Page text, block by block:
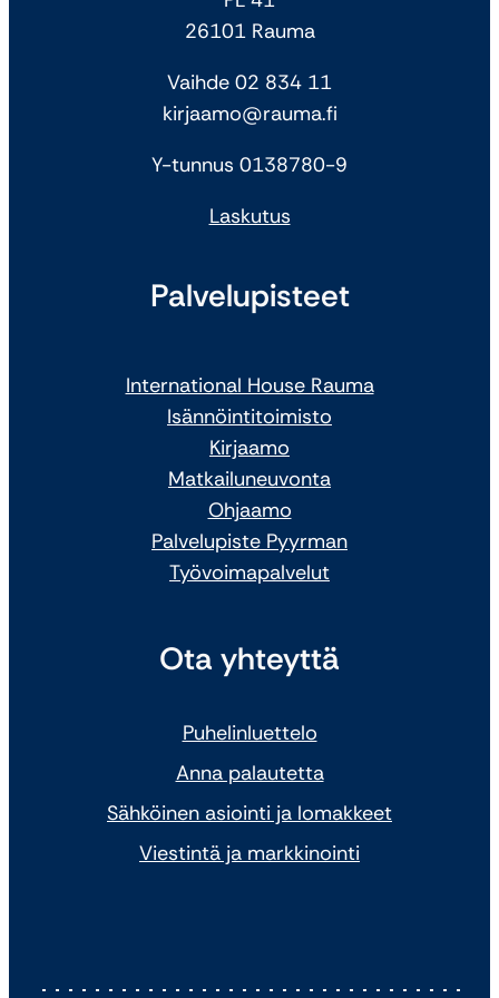
26101 Rauma
Vaihde 02 834 11
kirjaamo@rauma.fi
Y-tunnus 0138780-9
Laskutus
Palvelupisteet
International House Rauma
Isännöintitoimisto
Kirjaamo
Matkailuneuvonta
Ohjaamo
Palvelupiste Pyyrman
Työvoimapalvelut
Ota yhteyttä
Puhelinluettelo
Anna palautetta
Sähköinen asiointi ja lomakkeet
Viestintä ja markkinointi